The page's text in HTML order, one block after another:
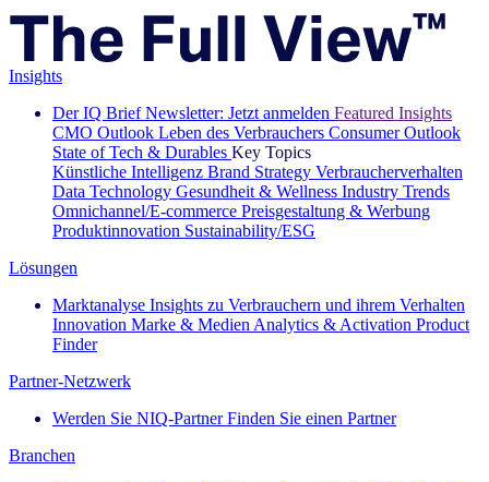
Insights
Der IQ Brief Newsletter: Jetzt anmelden Featured Insights
CMO Outlook Leben des Verbrauchers Consumer Outlook
State of Tech & Durables Key Topics
Künstliche Intelligenz Brand Strategy Verbraucherverhalten
Data Technology Gesundheit & Wellness Industry Trends
Omnichannel/E-commerce Preisgestaltung & Werbung
Produktinnovation Sustainability/ESG
Lösungen
Marktanalyse Insights zu Verbrauchern und ihrem Verhalten
Innovation Marke & Medien Analytics & Activation Product
Finder
Partner-Netzwerk
Werden Sie NIQ-Partner Finden Sie einen Partner
Branchen